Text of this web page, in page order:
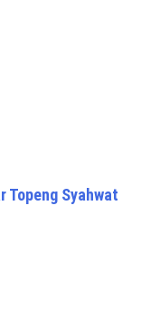
Topeng Syahwat